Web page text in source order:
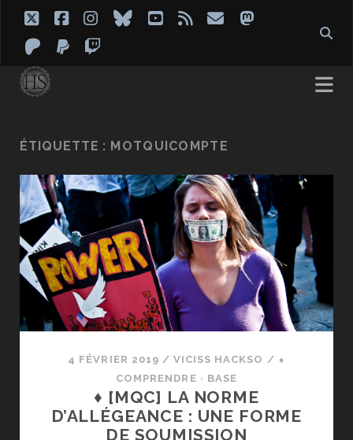
twitterfacebook
instagram
blueskyyoutube
rss emailmastodon
patreon
paypal
ÉTIQUETTE : MOTQUICOMPTE
4 FÉVRIER 2019 / VICISS HACKSO / ⬧
COMPRENDRE · BASE
♦ [MQC] LA NORME
D’ALLÉGEANCE : UNE FORME
DE SOUMISSION